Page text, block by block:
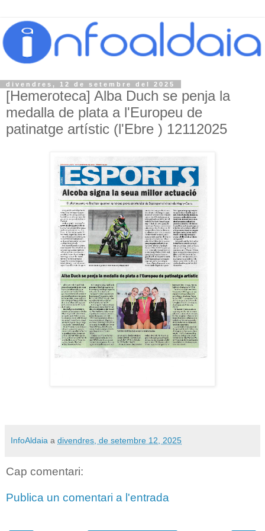
divendres, 12 de setembre del 2025
[Hemeroteca] Alba Duch se penja la
medalla de plata a l'Europeu de
patinatge artístic (l'Ebre ) 12112025
InfoAldaia a divendres, de setembre 12, 2025
Cap comentari:
Publica un comentari a l'entrada